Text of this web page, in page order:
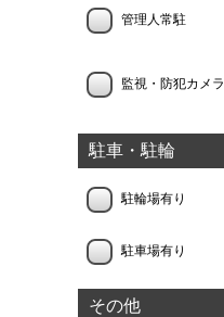
管理人常駐
監視・防犯カメラ
駐車・駐輪
駐輪場有り
駐車場有り
その他